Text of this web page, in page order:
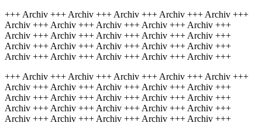
+++ Archiv +++ Archiv +++ Archiv +++ Archiv +++ Archiv +++
Archiv +++ Archiv +++ Archiv +++ Archiv +++ Archiv +++
Archiv +++ Archiv +++ Archiv +++ Archiv +++ Archiv +++
Archiv +++ Archiv +++ Archiv +++ Archiv +++ Archiv +++
Archiv +++ Archiv +++ Archiv +++ Archiv +++ Archiv +++
+++ Archiv +++ Archiv +++ Archiv +++ Archiv +++ Archiv +++
Archiv +++ Archiv +++ Archiv +++ Archiv +++ Archiv +++
Archiv +++ Archiv +++ Archiv +++ Archiv +++ Archiv +++
Archiv +++ Archiv +++ Archiv +++ Archiv +++ Archiv +++
Archiv +++ Archiv +++ Archiv +++ Archiv +++ Archiv +++